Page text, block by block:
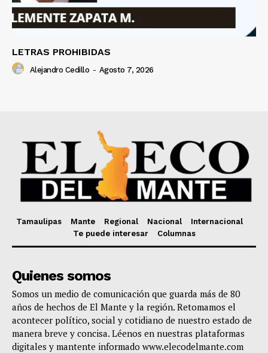
LETRAS PROHIBIDAS
Alejandro Cedillo - Agosto 7, 2026
Tamaulipas Mante Regional Nacional
Internacional
Te puede interesar
Columnas
Quienes somos
Somos un medio de comunicación que guarda más de 80
años de hechos de El Mante y la región. Retomamos el
acontecer político, social y cotidiano de nuestro estado de
manera breve y concisa. Léenos en nuestras plataformas
digitales y mantente informado www.elecodelmante.com